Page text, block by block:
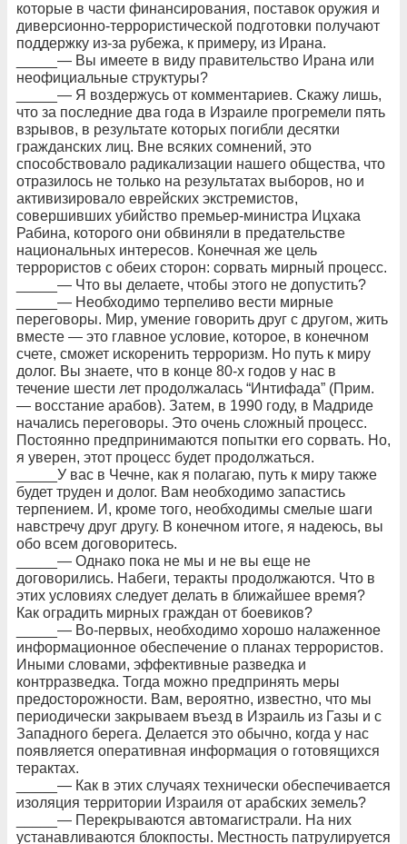
которые в части финансирования, поставок оружия и
диверсионно-террористической подготовки получают
поддержку из-за рубежа, к примеру, из Ирана.
_____— Вы имеете в виду правительство Ирана или
неофициальные структуры?
_____— Я воздержусь от комментариев. Скажу лишь,
что за последние два года в Израиле прогремели пять
взрывов, в результате которых погибли десятки
гражданских лиц. Вне всяких сомнений, это
способствовало радикализации нашего общества, что
отразилось не только на результатах выборов, но и
активизировало еврейских экстремистов,
совершивших убийство премьер-министра Ицхака
Рабина, которого они обвиняли в предательстве
национальных интересов. Конечная же цель
террористов с обеих сторон: сорвать мирный процесс.
_____— Что вы делаете, чтобы этого не допустить?
_____— Необходимо терпеливо вести мирные
переговоры. Мир, умение говорить друг с другом, жить
вместе — это главное условие, которое, в конечном
счете, сможет искоренить терроризм. Но путь к миру
долог. Вы знаете, что в конце 80-х годов у нас в
течение шести лет продолжалась “Интифада” (Прим.
— восстание арабов). Затем, в 1990 году, в Мадриде
начались переговоры. Это очень сложный процесс.
Постоянно предпринимаются попытки его сорвать. Но,
я уверен, этот процесс будет продолжаться.
_____У вас в Чечне, как я полагаю, путь к миру также
будет труден и долог. Вам необходимо запастись
терпением. И, кроме того, необходимы смелые шаги
навстречу друг другу. В конечном итоге, я надеюсь, вы
обо всем договоритесь.
_____— Однако пока не мы и не вы еще не
договорились. Набеги, теракты продолжаются. Что в
этих условиях следует делать в ближайшее время?
Как оградить мирных граждан от боевиков?
_____— Во-первых, необходимо хорошо налаженное
информационное обеспечение о планах террористов.
Иными словами, эффективные разведка и
контрразведка. Тогда можно предпринять меры
предосторожности. Вам, вероятно, известно, что мы
периодически закрываем въезд в Израиль из Газы и с
Западного берега. Делается это обычно, когда у нас
появляется оперативная информация о готовящихся
терактах.
_____— Как в этих случаях технически обеспечивается
изоляция территории Израиля от арабских земель?
_____— Перекрываются автомагистрали. На них
устанавливаются блокпосты. Местность патрулируется